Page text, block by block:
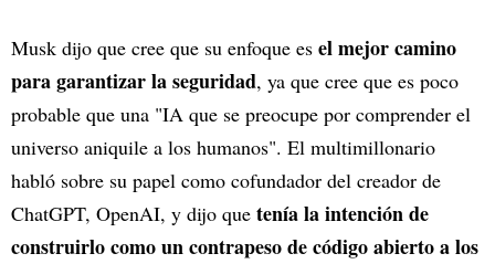
Musk dijo que cree que su enfoque es el mejor camino
para garantizar la seguridad, ya que cree que es poco
probable que una "IA que se preocupe por comprender el
universo aniquile a los humanos". El multimillonario
habló sobre su papel como cofundador del creador de
ChatGPT, OpenAI, y dijo que tenía la intención de
construirlo como un contrapeso de código abierto a los